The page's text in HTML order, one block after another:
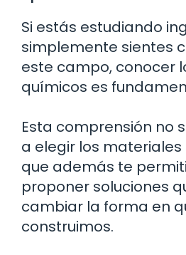
Si estás estudiando
simplemente sientes
este campo, conocer
químicos es
Esta comprensión no
a elegir los materiales
que además te
proponer soluciones
cambiar la forma en
construimos.